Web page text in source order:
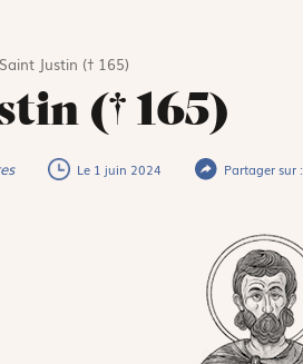
Saint Justin († 165)
(† 165)
Le 1 juin 2024 Partager sur :